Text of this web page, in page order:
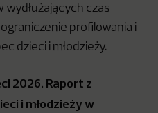
czas
profilowania i
dzieci i młodzieży.
2026. Raport z
i młodzieży w